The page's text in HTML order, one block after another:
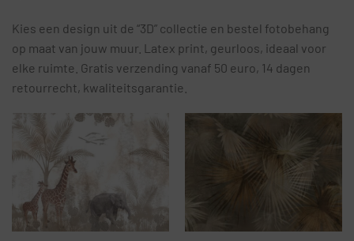
Kies een design uit de “3D” collectie en bestel fotobehang
op maat van jouw muur. Latex print, geurloos, ideaal voor
elke ruimte. Gratis verzending vanaf 50 euro, 14 dagen
retourrecht, kwaliteitsgarantie.